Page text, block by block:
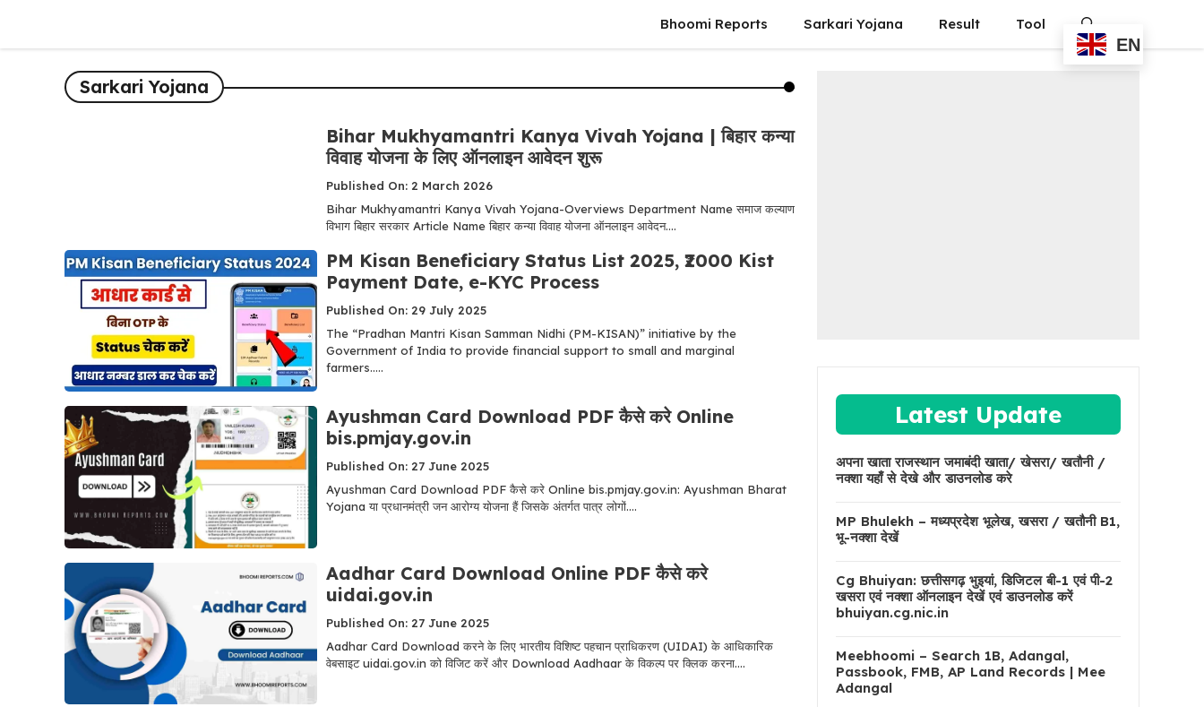
content
Bhoomi Reports Sarkari Yojana Result Tool
EN
Sarkari Yojana
Bihar Mukhyamantri Kanya Vivah Yojana | बिहार कन्या
विवाह योजना के लिए ऑनलाइन आवेदन शुरू
Published On: 2 March 2026
Bihar Mukhyamantri Kanya Vivah Yojana-Overviews Department Name समाज कल्याण
विभाग बिहार सरकार Article Name बिहार कन्या विवाह योजना ऑनलाइन आवेदन....
PM Kisan Beneficiary Status List 2025, ₹2000 Kist
Payment Date, e-KYC Process
Published On: 29 July 2025
The “Pradhan Mantri Kisan Samman Nidhi (PM-KISAN)” initiative by the
Government of India to provide financial support to small and marginal
farmers.....
Ayushman Card Download PDF कैसे करे Online
bis.pmjay.gov.in
Published On: 27 June 2025
Ayushman Card Download PDF कैसे करे Online bis.pmjay.gov.in: Ayushman Bharat
Yojana या प्रधानमंत्री जन आरोग्‍य योजना हैं जिसके अंतर्गत पात्र लोगों....
Aadhar Card Download Online PDF कैसे करे
uidai.gov.in
Published On: 27 June 2025
Aadhar Card Download करने के लिए भारतीय विशिष्‍ट पहचान प्राधिकरण (UIDAI) के आधिकारिक
वेबसाइट uidai.gov.in को विजिट करें और Download Aadhaar के विकल्‍प पर क्लिक करना....
Latest Update
अपना खाता राजस्थान जमाबंदी खाता/ खेसरा/ खतौनी /
नक्शा यहाँ से देखे और डाउनलोड करे
MP Bhulekh – मध्यप्रदेश भूलेख, खसरा / खतौनी B1,
भू-नक्शा देखें
Cg Bhuiyan: छत्तीसगढ़ भुइयां, डिजिटल बी-1 एवं पी-2
खसरा एवं नक्शा ऑनलाइन देखें एवं डाउनलोड करें
bhuiyan.cg.nic.in
Meebhoomi – Search 1B, Adangal,
Passbook, FMB, AP Land Records | Mee
Adangal